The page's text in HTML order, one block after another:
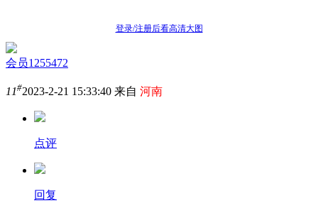
登录/注册后看高清大图
会员1255472
11#2023-2-21 15:33:40 来自 河南
点评
回复